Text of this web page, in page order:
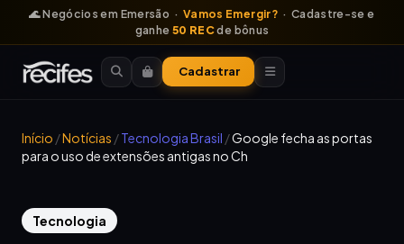
🌊 Negócios em Emersão · Vamos Emergir? · Cadastre-se e
ganhe50 RECde bônus
Cadastrar
Início /Notícias /Tecnologia Brasil /Google fecha as portas
para o uso de extensões antigas no Ch
Tecnologia